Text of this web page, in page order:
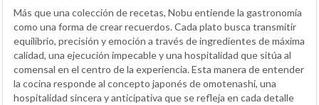
Más que una colección de recetas, Nobu entiende la gastronomía
como una forma de crear recuerdos. Cada plato busca transmitir
equilibrio, precisión y emoción a través de ingredientes de máxima
calidad, una ejecución impecable y una hospitalidad que sitúa al
comensal en el centro de la experiencia. Esta manera de entender
la cocina responde al concepto japonés de omotenashi, una
hospitalidad sincera y anticipativa que se refleja en cada detalle